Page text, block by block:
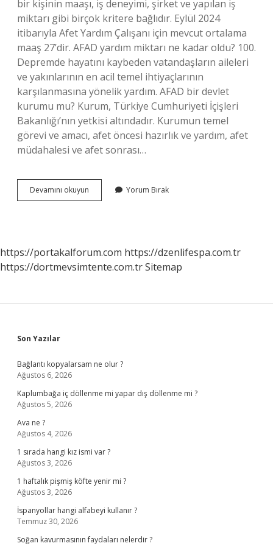
bir kişinin maaşı, iş deneyimi, şirket ve yapılan iş
miktarı gibi birçok kritere bağlıdır. Eylül 2024
itibarıyla Afet Yardım Çalışanı için mevcut ortalama
maaş 27’dir. AFAD yardım miktarı ne kadar oldu? 100.
Depremde hayatını kaybeden vatandaşların aileleri
ve yakınlarının en acil temel ihtiyaçlarının
karşılanmasına yönelik yardım. AFAD bir devlet
kurumu mu? Kurum, Türkiye Cumhuriyeti İçişleri
Bakanlığı’nın yetkisi altındadır. Kurumun temel
görevi ve amacı, afet öncesi hazırlık ve yardım, afet
müdahalesi ve afet sonrası…
Devamını okuyun
Para
Yorum Bırak
https://portakalforum.com https://dzenlifespa.com.tr
https://dortmevsimtente.com.trSitemap
Sidebar
Son Yazılar
Bağlantı kopyalarsam ne olur ?
Ağustos 6, 2026
Kaplumbağa iç döllenme mi yapar dış döllenme mi ?
Ağustos 5, 2026
Ava ne ?
Ağustos 4, 2026
1 sırada hangi kız ismi var ?
Ağustos 3, 2026
1 haftalık pişmiş köfte yenir mi ?
Ağustos 3, 2026
İspanyollar hangi alfabeyi kullanır ?
Temmuz 30, 2026
Soğan kavurmasının faydaları nelerdir ?